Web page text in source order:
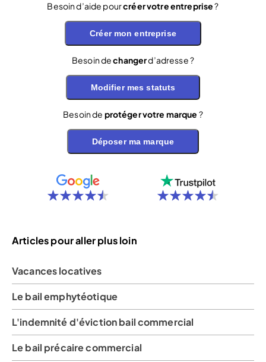
Besoin d’aide pourcréer votre entreprise?
Créer mon entreprise
Besoin dechangerd’adresse ?
Modifier mes statuts
Besoin de protéger votre marque ?
Déposer ma marque
Articles pour aller plus loin
Vacances locatives
Le bail emphytéotique
L'indemnité d'éviction bail commercial
Le bail précaire commercial